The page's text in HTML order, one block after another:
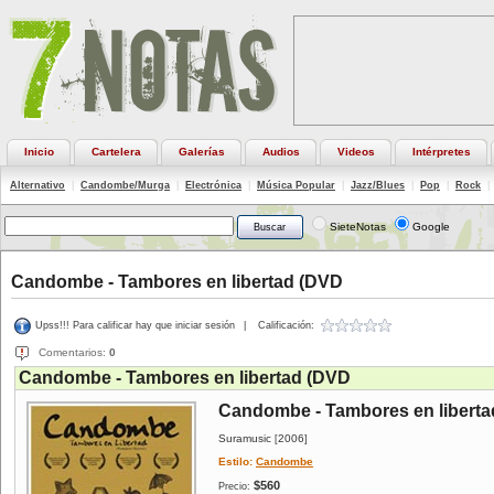
Inicio Cartelera Galerías Audios Videos Intérpretes
Alternativo Candombe/Murga Electrónica Música Popular Jazz/Blues Pop Rock
SieteNotas Google
Candombe - Tambores en libertad (DVD
Upss!!! Para calificar hay que iniciar sesión Calificación:
Comentarios: 0
Candombe - Tambores en libertad (DVD
Candombe - Tambores en
Suramusic [2006]
Estilo: Candombe
Precio: $560